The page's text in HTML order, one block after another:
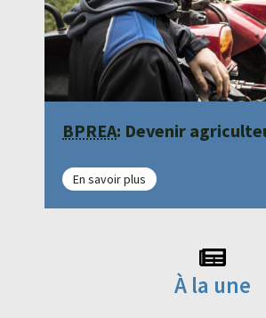
BPREA: Devenir
En savoir plus
À la une